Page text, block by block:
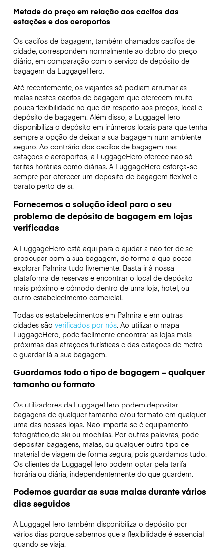
Metade do preço em relação aos cacifos das
estações e dos aeroportos
Os cacifos de bagagem, também chamados cacifos de
cidade, correspondem normalmente ao dobro do preço
diário, em comparação com o serviço de depósito de
bagagem da LuggageHero.
Até recentemente, os viajantes só podiam arrumar as
malas nestes cacifos de bagagem que oferecem muito
pouca flexibilidade no que diz respeito aos preços, local e
depósito de bagagem. Além disso, a LuggageHero
disponibiliza o depósito em inúmeros locais para que tenha
sempre a opção de deixar a sua bagagem num ambiente
seguro. Ao contrário dos cacifos de bagagem nas
estações e aeroportos, a LuggageHero oferece não só
tarifas horárias como diárias. A LuggageHero esforça-se
sempre por oferecer um depósito de bagagem flexível e
barato perto de si.
Fornecemos a solução ideal para o seu
problema de depósito de bagagem em lojas
verificadas
A LuggageHero está aqui para o ajudar a não ter de se
preocupar com a sua bagagem, de forma a que possa
explorar Palmira tudo livremente. Basta ir à nossa
plataforma de reservas e encontrar o local de depósito
mais próximo e cómodo dentro de uma loja, hotel, ou
outro estabelecimento comercial.
Todas os estabelecimentos em Palmira e em outras
cidades são verificados por nós. Ao utilizar o mapa
LuggageHero, pode facilmente encontrar as lojas mais
próximas das atrações turísticas e das estações de metro
e guardar lá a sua bagagem.
Guardamos todo o tipo de bagagem – qualquer
tamanho ou formato
Os utilizadores da LuggageHero podem depositar
bagagens de qualquer tamanho e/ou formato em qualquer
uma das nossas lojas. Não importa se é equipamento
fotográfico,de ski ou mochilas. Por outras palavras, pode
depositar bagagens, malas, ou qualquer outro tipo de
material de viagem de forma segura, pois guardamos tudo.
Os clientes da LuggageHero podem optar pela tarifa
horária ou diária, independentemente do que guardem.
Podemos guardar as suas malas durante vários
dias seguidos
A LuggageHero também disponibiliza o depósito por
vários dias porque sabemos que a flexibilidade é essencial
quando se viaja.